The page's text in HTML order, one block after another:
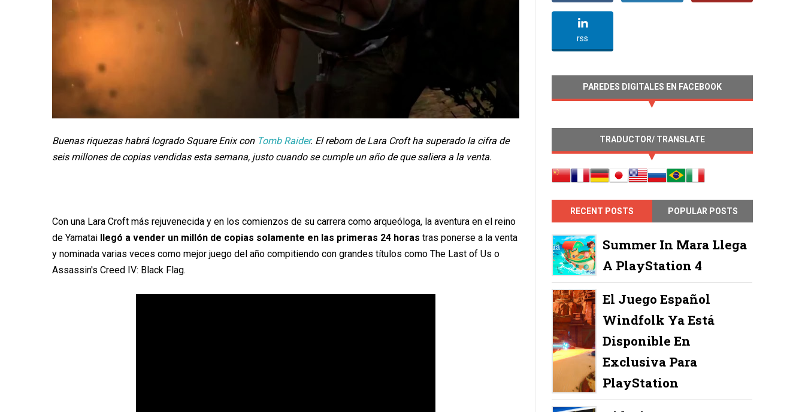
Buenas riquezas habrá logrado Square Enix con Tomb Raider. El reborn de Lara Croft ha superado la cifra de
seis millones de copias vendidas esta semana, justo cuando se cumple un año de que saliera a la venta.
Con una Lara Croft más rejuvenecida y en los comienzos de su carrera como arqueóloga, la aventura en el reino
de Yamatai llegó a vender un millón de copias solamente en las primeras 24 horas tras ponerse a la venta
y nominada varias veces como mejor juego del año compitiendo con grandes títulos como The Last of Us o
Assassin's Creed IV: Black Flag.
rss
PAREDES DIGITALES EN FACEBOOK
TRADUCTOR/ TRANSLATE
RECENT POSTS POPULAR POSTS
Summer In Mara Llega
A PlayStation 4
El Juego Español
Windfolk Ya Está
Disponible En
Exclusiva Para
PlayStation